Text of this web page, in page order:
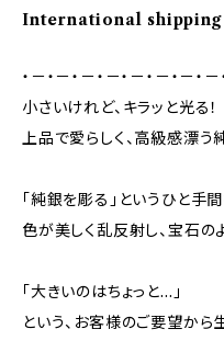
International
・－・－・－・－・－・－・－・－
小さいけれど、キラッと光る！
上品で愛らしく、高級感漂
「純銀を彫る」というひと手
色が美しく乱反射し、宝石の
「大きいのはちょっと…」
という、お客様のご要望から